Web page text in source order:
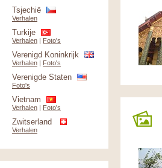
Tsjechië
Verhalen
Turkije
Verhalen | Foto's
Verenigd Koninkrijk
Verhalen | Foto's
Verenigde Staten
Foto's
Vietnam
Verhalen | Foto's
Zwitserland
Verhalen